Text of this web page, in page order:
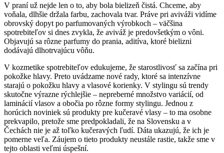
V praní už nejde len o to, aby bola bielizeň čistá. Chceme, aby
voňala, dlhšie držala farbu, zachovala tvar. Práve pri aviváži vidíme
obrovský dopyt po parfumovaných výrobkoch – väčšina
spotrebiteľov si dnes zvykla, že aviváž je predovšetkým o vôni.
Objavujú sa rôzne parfumy do prania, aditíva, ktoré bielizni
dodávajú dlhotrvajúcu vôňu.
V kozmetike spotrebiteľov edukujeme, že starostlivosť sa začína pri
pokožke hlavy. Preto uvádzame nové rady, ktoré sa intenzívne
starajú o pokožku hlavy a vlasové korienky. V stylingu sú trendy
skutočne výrazne rýchlejšie – nepreberné množstvo variácií, od
laminácií vlasov a obočia po rôzne formy stylingu. Jednou z
horúcich noviniek sú produkty pre kučeravé vlasy – to ma osobne
prekvapilo, pretože sme predpokladali, že na Slovensku a v
Čechách nie je až toľko kučeravých ľudí. Dáta ukazujú, že ich je
pomerne veľa. Záujem o tieto produkty neustále rastie, takže sme v
tejto oblasti veľmi úspešní.